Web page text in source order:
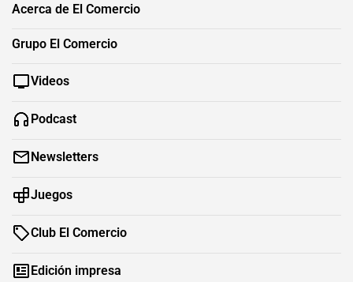
Acerca de El Comercio
Grupo El Comercio
Videos
Podcast
Newsletters
Juegos
Club El Comercio
Edición impresa